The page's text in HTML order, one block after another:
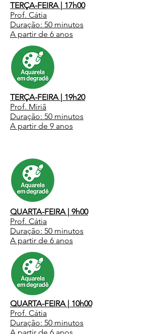
TERÇA-FEIRA | 17h00
Prof. Cátia
Duração: 50 minutos
A partir de 6 anos
TERÇA-FEIRA | 19h20
Prof. Miriã
Duração: 50 minutos
A partir de 9 anos
QUARTA-FEIRA | 9h00
Prof. Cátia
Duração: 50 minutos
A partir de 6 anos
QUARTA-FEIRA | 10h00
Prof. Cátia
Duração: 50 minutos